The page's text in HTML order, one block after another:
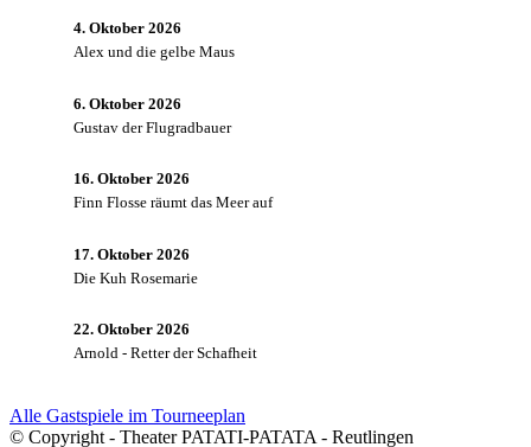
4. Oktober 2026
Alex und die gelbe Maus
6. Oktober 2026
Gustav der Flugradbauer
16. Oktober 2026
Finn Flosse räumt das Meer auf
17. Oktober 2026
Die Kuh Rosemarie
22. Oktober 2026
Arnold - Retter der Schafheit
Alle Gastspiele im Tourneeplan
© Copyright - Theater PATATI-PATATA - Reutlingen